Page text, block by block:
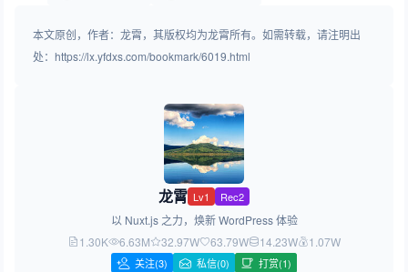
本文原创，作者：龙霄，其版权均为龙霄所有。如需转载，请注明出
处：https://lx.yfdxs.com/bookmark/6019.html
龙霄 Lv1 Rec2
以 Nuxt.js 之力，焕新 WordPress 体验
1.30K
6.63M 32.97W 63.79W 14.23W 1.07W
关注(3) 私信(0) 打赏(1)